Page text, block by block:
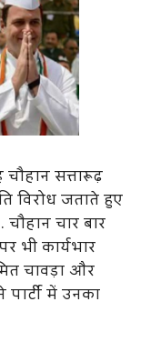
सत्तारूढ़
विरोध जताते हुए
चार बार
भी कार्यभार
चावड़ा और
पार्टी में उनका